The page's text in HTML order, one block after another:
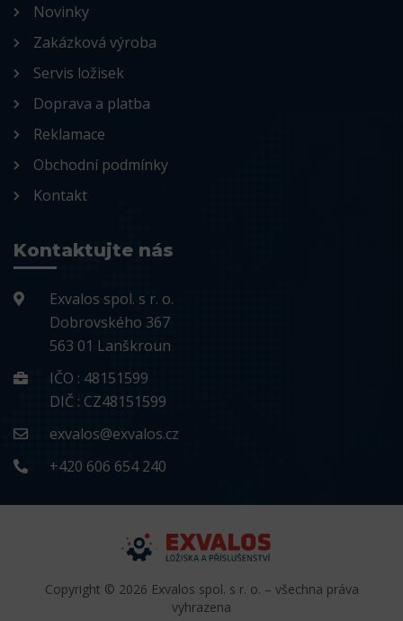
Novinky
Zakázková výroba
Servis ložisek
Doprava a platba
Reklamace
Obchodní podmínky
Kontakt
Kontaktujte nás
Exvalos spol. s r. o.
Dobrovského 367
563 01 Lanškroun
IČO : 48151599
DIČ : CZ48151599
exvalos@exvalos.cz
+420 606 654 240
Copyright © 2026 Exvalos spol. s r. o. – všechna práva
vyhrazena